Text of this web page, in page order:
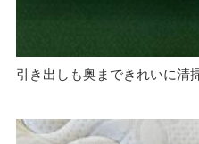
引き出しも奥まできれいに清